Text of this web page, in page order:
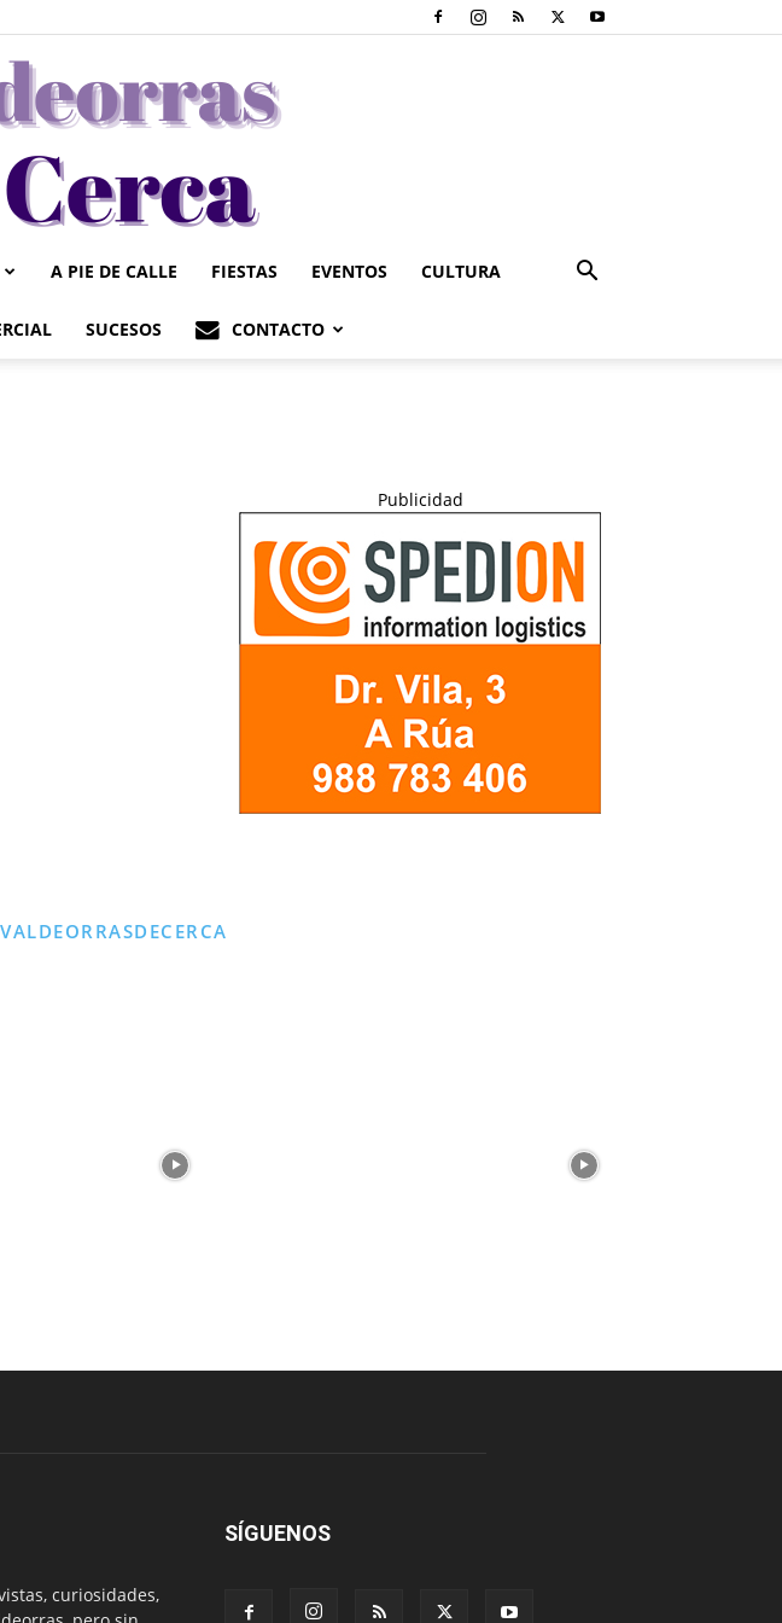
A PIE DE CALLE FIESTAS EVENTOS CULTURA
SUCESOS CONTACTO
Publicidad
curiosidades,
SÍGUENOS